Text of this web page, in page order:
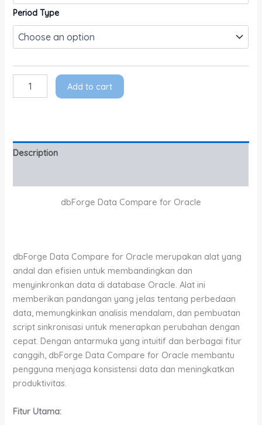
Period Type
Add to cart
Description
dbForge Data Compare for Oracle
dbForge Data Compare for Oracle merupakan alat yang
andal dan efisien untuk membandingkan dan
menyinkronkan data di database Oracle. Alat ini
memberikan pandangan yang jelas tentang perbedaan
data, memungkinkan analisis mendalam, dan pembuatan
script sinkronisasi untuk menerapkan perubahan dengan
cepat. Dengan antarmuka yang intuitif dan berbagai fitur
canggih, dbForge Data Compare for Oracle membantu
pengguna menjaga konsistensi data dan meningkatkan
produktivitas.
Fitur Utama: